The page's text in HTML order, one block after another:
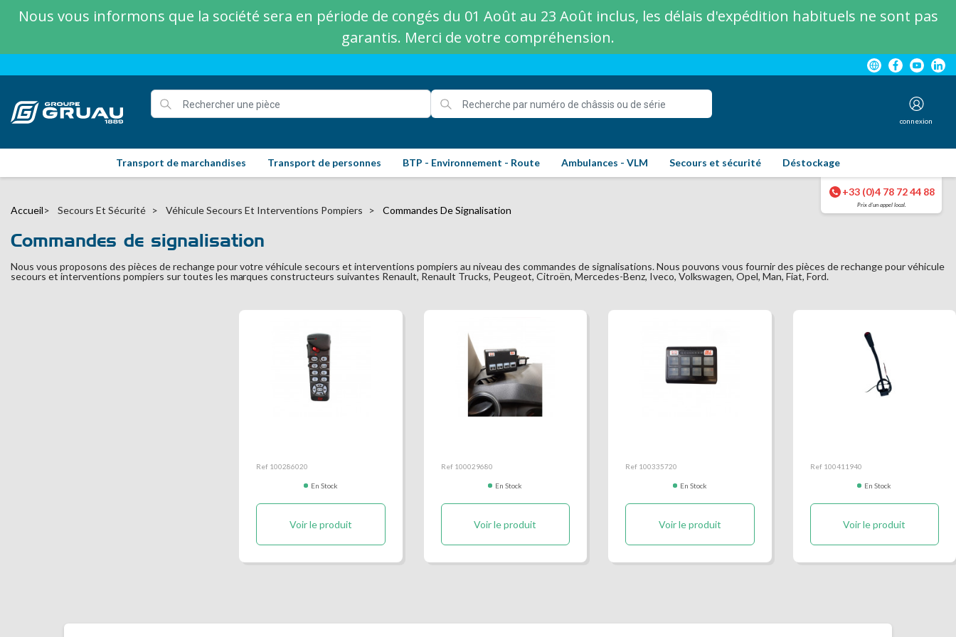
Nous vous informons que la société sera en période de congés du 01 Août au 23 Août inclus, les délais d'expédition habituels ne sont pas
garantis. Merci de votre compréhension.
connexion
+33 (0)4 78 72 44 88
Prix d'un appel local.
Transport de marchandises Transport de personnes BTP - Environnement - Route Ambulances - VLM Secours et sécurité Déstockage
Accueil Secours Et Sécurité Véhicule Secours Et Interventions Pompiers Commandes De Signalisation
Commandes de signalisation
Nous vous proposons des pièces de rechange pour votre véhicule secours et interventions pompiers au niveau des commandes de signalisations. Nous pouvons vous fournir des pièces de rechange pour véhicule
secours et interventions pompiers sur toutes les marques constructeurs suivantes Renault, Renault Trucks, Peugeot, Citroën, Mercedes-Benz, Iveco, Volkswagen, Opel, Man, Fiat, Ford.
Ref 100286020
En Stock
Voir le produit
Ref 100029680
En Stock
Voir le produit
Ref 100335720
En Stock
Voir le produit
Ref 100411940
En Stock
Voir le produit